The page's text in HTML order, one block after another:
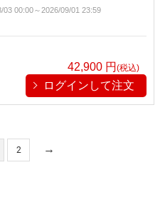
03 00:00～2026/09/01 23:59
42,900 円(税込)
ログインして注文
2